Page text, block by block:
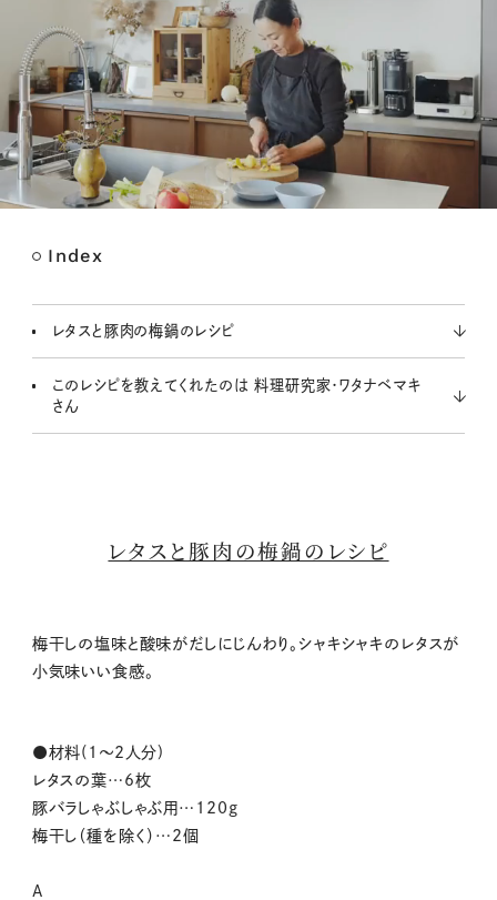
Index
レタスと豚肉の梅鍋のレシピ
このレシピを教えてくれたのは 料理研究家・ワタナベマキ
さん
レタスと豚肉の梅鍋のレシピ
梅干しの塩味と酸味がだしにじんわり。シャキシャキのレタスが
小気味いい食感。
●材料(1～2人分)
レタスの葉…6枚
豚バラしゃぶしゃぶ用…120g
梅干し（種を除く）…2個
A